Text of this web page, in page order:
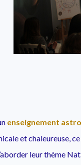
enseignement
et chaleureuse,
leur thème